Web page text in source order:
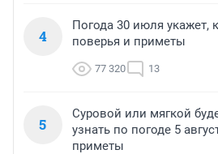
4
Погода 30 июля укажет,
поверья и приметы
77 320 13
5
Суровой или мягкой
узнать по погоде 5
приметы